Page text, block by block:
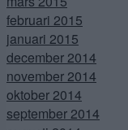
februari 2015
januari 2015
december 2014
november 2014
oktober 2014
september 2014